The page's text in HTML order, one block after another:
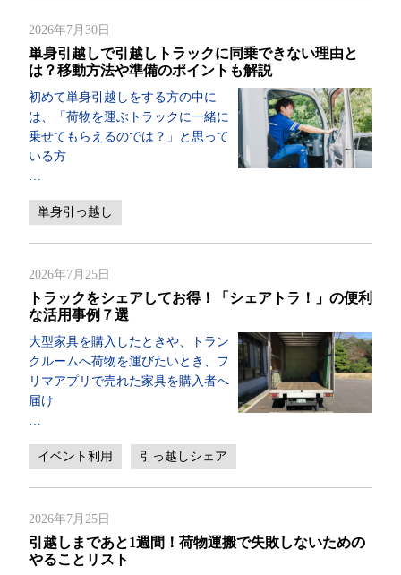
2026年7月30日
単身引越しで引越しトラックに同乗できない理由と
は？移動方法や準備のポイントも解説
初めて単身引越しをする方の中に
は、「荷物を運ぶトラックに一緒に
乗せてもらえるのでは？」と思って
いる方
…
単身引っ越し
2026年7月25日
トラックをシェアしてお得！「シェアトラ！」の便利
な活用事例７選
大型家具を購入したときや、トラン
クルームへ荷物を運びたいとき、フ
リマアプリで売れた家具を購入者へ
届け
…
イベント利用 引っ越しシェア
2026年7月25日
引越しまであと1週間！荷物運搬で失敗しないための
やることリスト